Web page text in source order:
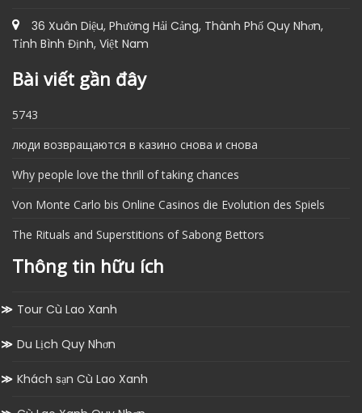
36 Xuân Diệu, Phường Hải Cảng, Thành Phố Quy Nhơn,
Tỉnh Bình Định, Việt Nam
Bài viết gần đây
5743
люди возвращаются в казино снова и снова
Why people love the thrill of taking chances
Von Monte Carlo bis Online Casinos die Evolution des Spiels
The Rituals and Superstitions of Sabong Bettors
Thông tin hữu ích
Tour Cù Lao Xanh
Du Lịch Quy Nhơn
Khách sạn Cù Lao Xanh